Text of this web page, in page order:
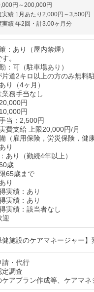
円～200,000円
実績 1月あたり2,000円～3,500円
実績 年2回・計3.00ヶ月分
：あり（屋内禁煙）
。
：可（駐車場あり）
片道2キロ以上の方のみ無料
り（4ヶ月）
業務手当なし
円
円
当：2,500円
費支給 上限20,000円/月
（雇用保険，労災保険，健
り
あり（勤続4年以上）
歳
65歳まで
り
実績：あり
実績：あり
実績：該当者なし
迎
健施設のケアマネージャー
請・代行
定調査
ケアプラン作成等、ケアマ